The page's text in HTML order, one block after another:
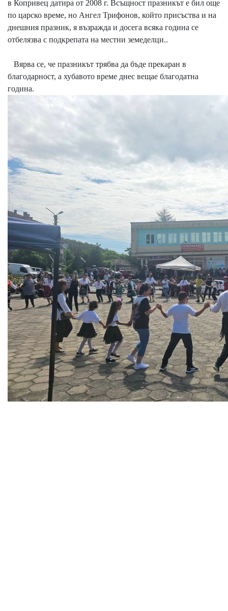
в Копривец датира от 2008 г. Всъщност празникът е бил още
по царско време, но Ангел Трифонов, който присъства и на
днешния празник, я възражда и досега всяка година се
отбелязва с подкрепата на местни земеделци..
Вярва се, че празникът трябва да бъде прекаран в
благодарност, а хубавото време днес вещае благодатна
година.